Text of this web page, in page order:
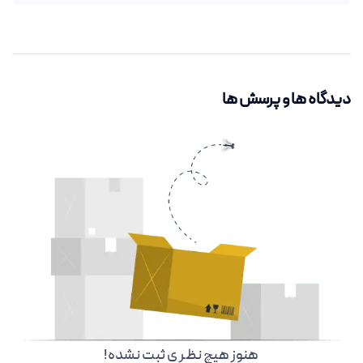
دیدگاه ها و پرسش ها
هنوز هیچ نظر ی ثبت نشده!